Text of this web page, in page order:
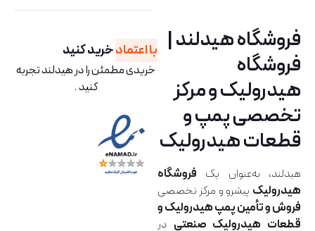
فروشگاه هیدلند |
فروشگاه
هیدرولیک و مرکز
تخصصی پمپ و
قطعات هیدرولیک
هیدلند، به‌عنوان یک فروشگاه
هیدرولیک پیشرو و مرکز تخصصی
فروش و تأمین پمپ هیدرولیک و
قطعات هیدرولیک صنعتی در
با اعتمادخرید کنید
خریدی مطمئن را در هیدلند تجربه
کنید .